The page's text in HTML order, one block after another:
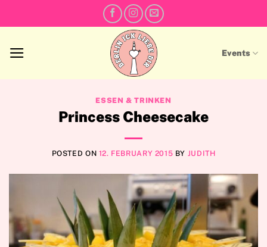
to
Events
ESSEN & TRINKEN
Princess Cheesecake
POSTED ON 12. FEBRUARY 2015 BY JUDITH